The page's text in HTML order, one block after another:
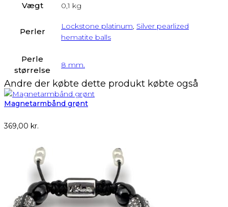
Vægt 0,1 kg
Perler
Lockstone platinum, Silver pearlized
hematite balls
Perle
størrelse
8 mm.
Andre der købte dette produkt købte også
Magnetarmbånd grønt
369,00 kr.